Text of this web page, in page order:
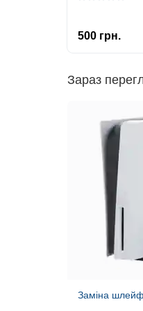
500 грн.
Зараз
Заміна